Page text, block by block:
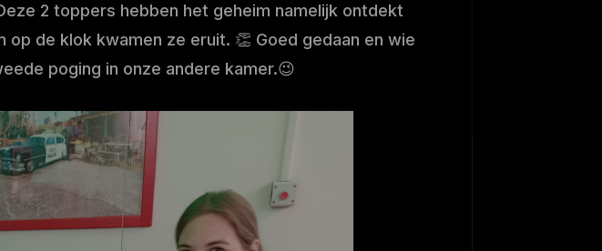
2 toppers hebben het geheim namelijk ontdekt
de klok kwamen ze eruit. 👏 Goed gedaan en wie
poging in onze andere kamer.😉